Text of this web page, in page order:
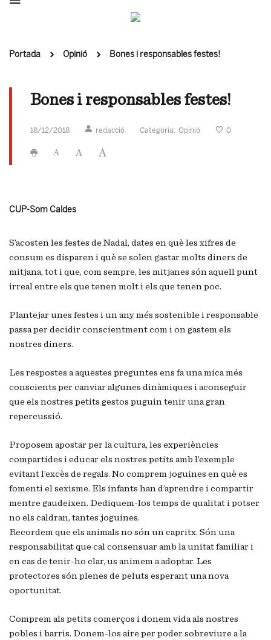
Portada Opinió Bones i responsables festes!
Bones i responsables festes!
18/12/2018 redacció Categoria: Opinió 0
CUP-Som Caldes
S’acosten les festes de Nadal, dates en què les xifres de
consum es disparen i què se solen gastar molts diners de
mitjana, tot i que, com sempre, les mitjanes són aquell punt
irreal entre els que tenen molt i els que tenen poc.
Plantejar unes festes i un any més sostenible i responsable
passa per decidir conscientment com i on gastem els
nostres diners.
Les respostes a aquestes preguntes ens fa una mica més
conscients per canviar algunes dinàmiques i aconseguir
que els nostres petits gestos puguin tenir una gran
repercussió.
Proposem apostar per la cultura, les experiències
compartides i educar els nostres petits amb l’exemple
evitant l’excès de regals. No comprem joguines en què es
fomenti el sexisme. Els infants han d’aprendre i compartir
mentre gaudeixen. Dediquem-los temps de qualitat i potser
no els caldran, tantes joguines.
Recordem que els animals no són un capritx. Són una
responsabilitat que cal consensuar amb la unitat familiar i
en cas de tenir-ho clar, us animem a adoptar. Les
protectores són plenes de peluts esperant una nova
oportunitat.
Comprem als petits comerços i donem vida als nostres
pobles i barris. Donem-los aire per poder sobreviure a la